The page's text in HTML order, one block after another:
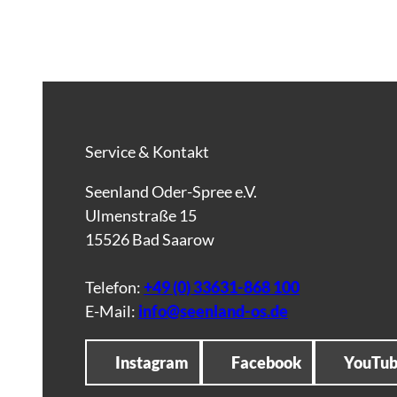
Service & Kontakt
Seenland Oder-Spree e.V.
Ulmenstraße 15
15526 Bad Saarow
Telefon:+49 (0) 33631-868 100
E-Mail: info@seenland-os.de
Instagram Facebook